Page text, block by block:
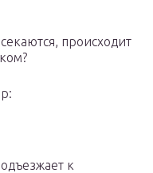
происходит
к